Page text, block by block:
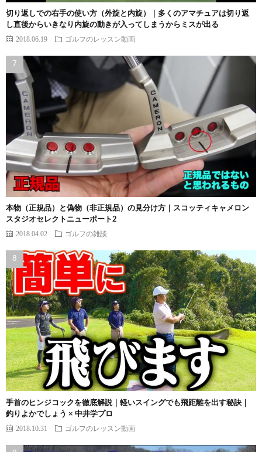
切り返しでの右手の使い方（外旋と内旋）｜多くのアマチュアは切り返
し直後からいきなり内旋の動きが入ってしまうからミスが出る
2018.06.19 ゴルフのレッスン動画
本物（正規品）と偽物（非正規品）の見分け方｜スコッティキャメロン
スタジオセレクトニューポート2
2018.04.02 ゴルフの雑談
手首のヒンジコックを徹底解説｜軽いスイングでも飛距離を出す秘訣｜
釣りよかでしょう × 中井学プロ
2018.10.31 ゴルフのレッスン動画